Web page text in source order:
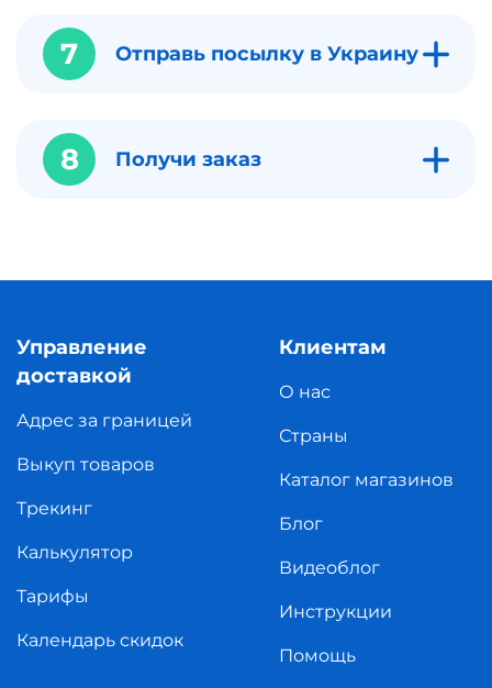
7 Отправь посылку в Украину
8 Получи заказ
Управление
доставкой
Адрес за границей
Выкуп товаров
Трекинг
Калькулятор
Тарифы
Календарь скидок
Клиентам
О нас
Страны
Каталог магазинов
Блог
Видеоблог
Инструкции
Помощь